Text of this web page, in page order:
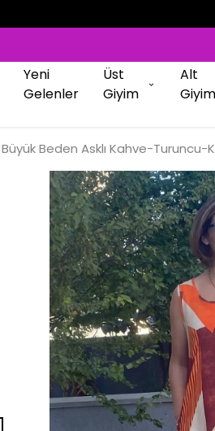
Yeni
Gelenler
Üst
Giyim
Alt
Giyim
Büyük Beden Asklı Kahve-